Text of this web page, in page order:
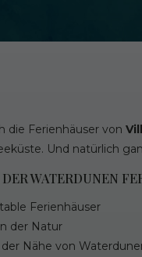
die Ferienhäuser von
Und natürlich
WATERDUNEN
Ferienhäuser
der Natur
der Nähe von